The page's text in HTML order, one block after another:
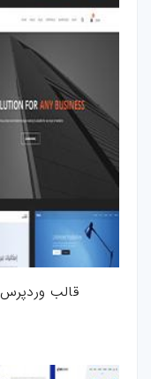
قالب وردپرس Okab نسخه 2.6.3 راست چین